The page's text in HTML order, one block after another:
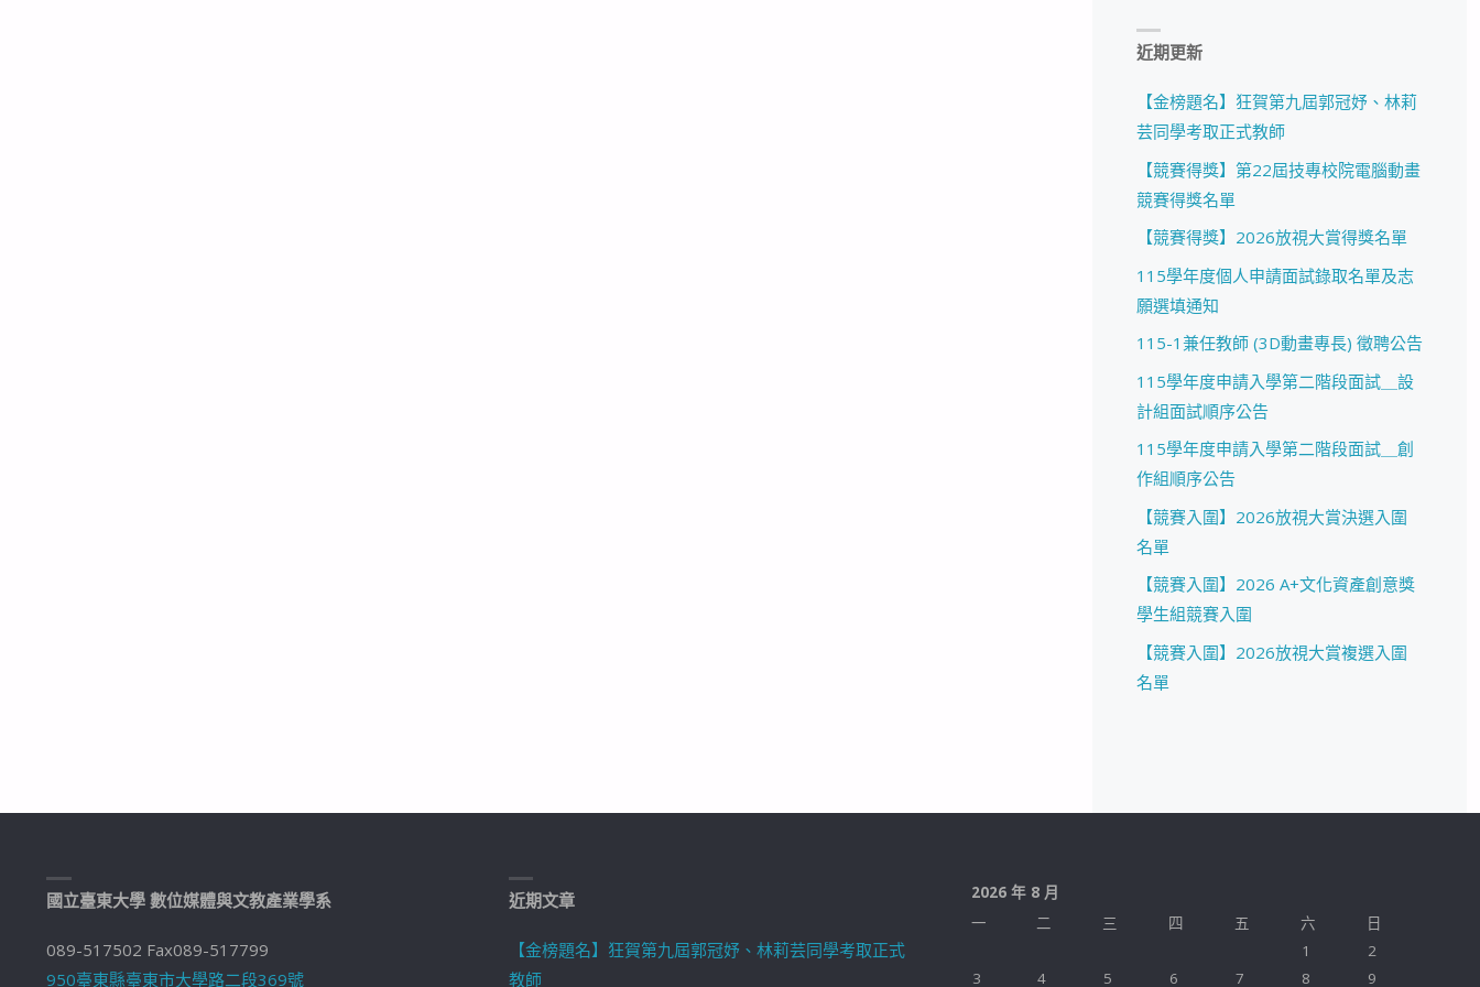
近期更新
【金榜題名】狂賀第九屆郭冠妤、林莉
芸同學考取正式教師
【競賽得獎】第22屆技專校院電腦動畫
競賽得獎名單
【競賽得獎】2026放視大賞得獎名單
115學年度個人申請面試錄取名單及志
願選填通知
115-1兼任教師 (3D動畫專長) 徵聘公告
115學年度申請入學第二階段面試＿設
計組面試順序公告
115學年度申請入學第二階段面試＿創
作組順序公告
【競賽入圍】2026放視大賞決選入圍
名單
【競賽入圍】2026 A+文化資產創意獎
學生組競賽入圍
【競賽入圍】2026放視大賞複選入圍
名單
國立臺東大學 數位媒體與文教產業學系
089-517502 Fax089-517799
950臺東縣臺東市大學路二段369號
近期文章
【金榜題名】狂賀第九屆郭冠妤、林莉芸同學考取正式
教師
2026 年 8 月
一
二 三 四 五 六
日
1
2
3
4 5 6 7 8 9